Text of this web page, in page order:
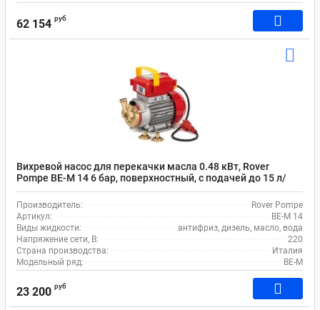
62 154 руб
Вихревой насос для перекачки масла 0.48 кВт, Rover
Pompe BE-M 14 6 бар, поверхностный, с подачей до 15 л/
мин
Производитель:
Rover Pompe
Артикул:
BE-M 14
Виды жидкости:
антифриз, дизель, масло, вода
Напряжение сети, В:
220
Страна производства:
Италия
Модельный ряд:
BE-M
23 200 руб